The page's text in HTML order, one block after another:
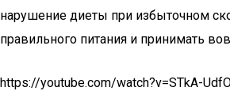
нарушение диеты при избыточном
правильного питания и принимать
https://youtube.com/watch?v=STkA-